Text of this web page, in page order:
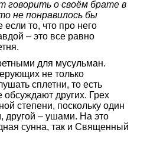
говорить о своём брате в
не понравилось бы
то, что про него
– это все равно
для мусульман.
не только
сплетни, то есть
обсуждают других. Грех
степени, поскольку один
другой – ушами. На это
сунна, так и Священный